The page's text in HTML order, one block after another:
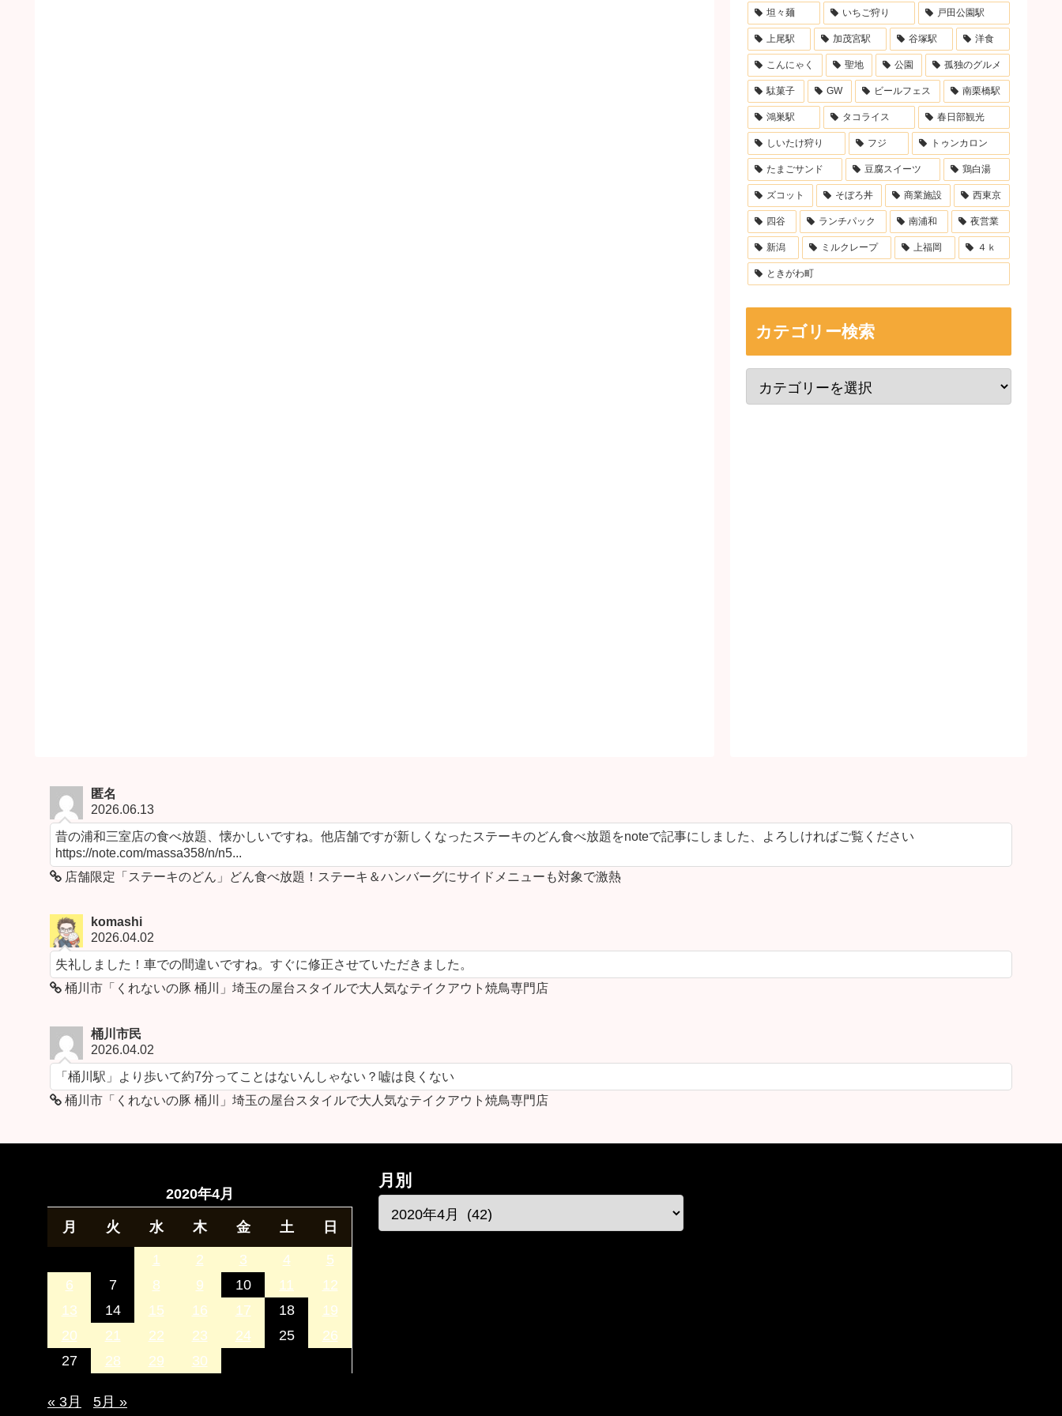
坦々麺 いちご狩り 戸田公園駅
上尾駅 加茂宮駅 谷塚駅 洋食
こんにゃく 聖地 公園 孤独のグルメ
駄菓子 GW ビールフェス 南栗橋駅
鴻巣駅 タコライス 春日部観光
しいたけ狩り フジ トゥンカロン
たまごサンド 豆腐スイーツ 鶏白湯
ズコット そぼろ丼 商業施設 西東京
四谷 ランチパック 南浦和 夜営業
新潟 ミルクレープ 上福岡 ４ｋ
ときがわ町
カテゴリー検索
匿名
2026.06.13
昔の浦和三室店の食べ放題、懐かしいですね。他店舗ですが新しくなったステーキのどん食べ放題をnoteで記事にしました、よろしければご覧ください
https://note.com/massa358/n/n5...
店舗限定「ステーキのどん」どん食べ放題！ステーキ＆ハンバーグにサイドメニューも対象で激熱
komashi
2026.04.02
失礼しました！車での間違いですね。すぐに修正させていただきました。
桶川市「くれないの豚 桶川」埼玉の屋台スタイルで大人気なテイクアウト焼鳥専門店
桶川市民
2026.04.02
「桶川駅」より歩いて約7分ってことはないんしゃない？嘘は良くない
桶川市「くれないの豚 桶川」埼玉の屋台スタイルで大人気なテイクアウト焼鳥専門店
2020年4月
月 火 水 木 金 土 日
1 2 3 4
5
6
7 8 9 10 11
12
13
14 15 16 17 18
19
20
21 22 23 24 25
26
27
28 29 30
« 3月 5月 »
月別